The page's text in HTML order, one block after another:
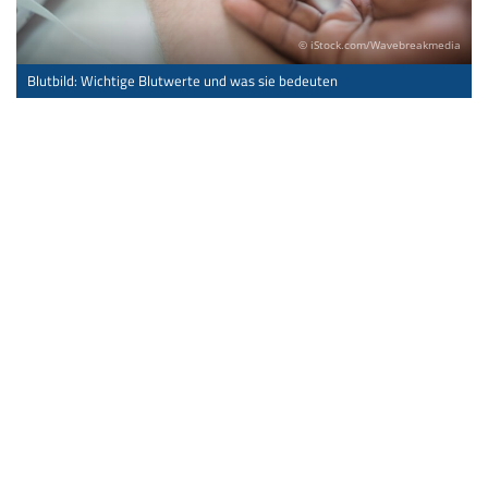
© iStock.com/Wavebreakmedia
Blutbild: Wichtige Blutwerte und was sie bedeuten